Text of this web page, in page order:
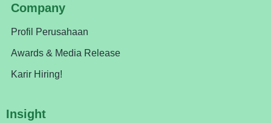
Company
Profil Perusahaan
Awards & Media Release
Karir Hiring!
Insight